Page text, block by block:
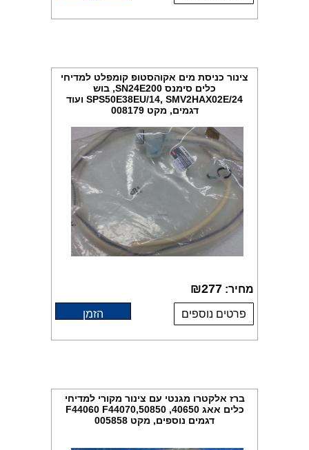
צינור כניסת מים אקוהסטופ קומפלט למדיחי
כלים סימנס SN24E200, בוש
SPS50E38EU/14, SMV2HAX02E/24 ועוד
דגמים, מקט 008179
מחיר: ₪277
פרטים נוספים הזמן
ברז אלקטרו מגנטי עם צינור מקורי למדיחי
כלים אאג 40650, 50850,F44060 F44070
דגמים נוספים, מקט 005858